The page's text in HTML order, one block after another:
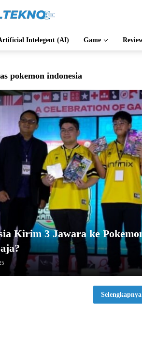
Intelegent (AI) Game
pokemon indonesia
Kirim 3 Jawara ke
Selengkapnya